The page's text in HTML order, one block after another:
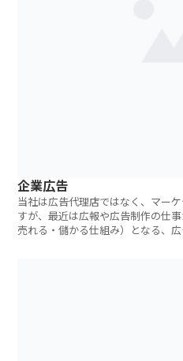
企業広告
当社は広告代理店ではなく、マー
すが、最近は広報や広告制作の仕
売れる・儲かる仕組み）となる、